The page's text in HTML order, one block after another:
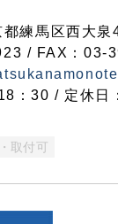
練馬区西大泉
/ FAX：03-
：30 / 定休日
取付可